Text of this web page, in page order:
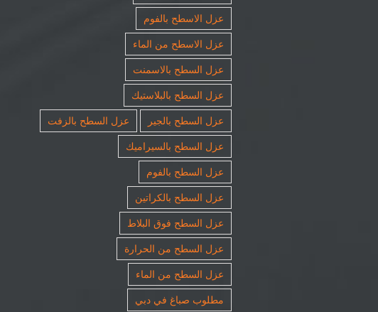
عزل الاسطح بالفوم
عزل الاسطح من الماء
عزل السطح بالاسمنت
عزل السطح بالبلاستيك
عزل السطح بالجير
عزل السطح بالزفت
عزل السطح بالسيراميك
عزل السطح بالفوم
عزل السطح بالكراتين
عزل السطح فوق البلاط
عزل السطح من الحرارة
عزل السطح من الماء
مطلوب صباغ في دبي